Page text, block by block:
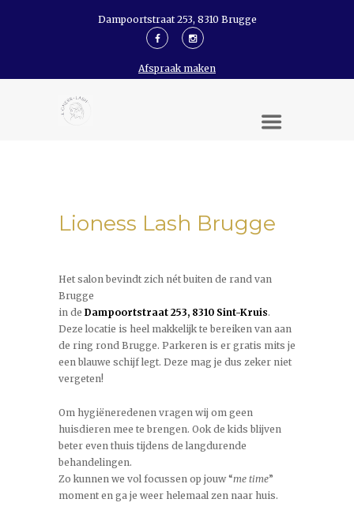
Dampoortstraat 253, 8310 Brugge
Afspraak maken
Lioness Lash Brugge
Het salon bevindt zich nét buiten de rand van
Brugge
in de Dampoortstraat 253, 8310 Sint-Kruis.
Deze locatie is heel makkelijk te bereiken van aan
de ring rond Brugge. Parkeren is er gratis mits je
een blauwe schijf legt. Deze mag je dus zeker niet
vergeten!
Om hygiëneredenen vragen wij om geen
huisdieren mee te brengen. Ook de kids blijven
beter even thuis tijdens de langdurende
behandelingen.
Zo kunnen we vol focussen op jouw “me time”
moment en ga je weer helemaal zen naar huis.